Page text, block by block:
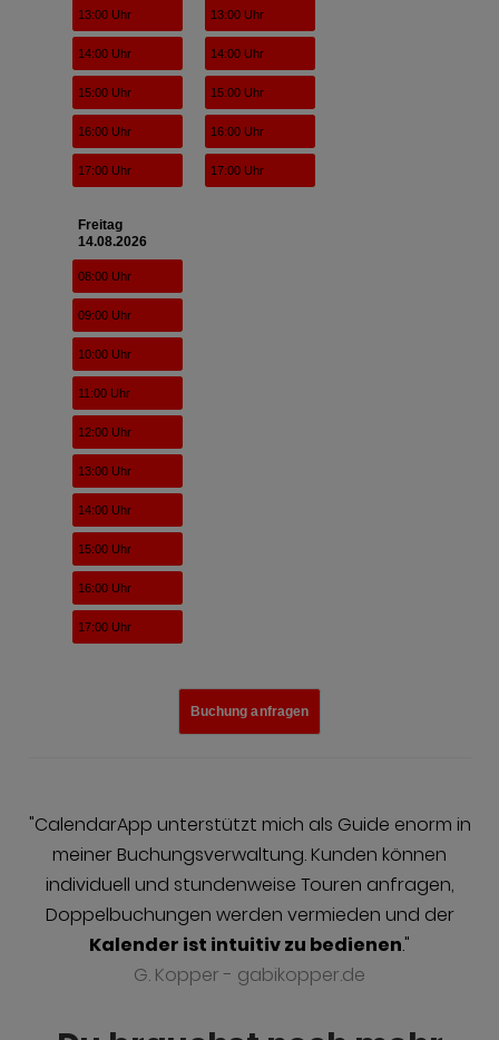
13:00 Uhr
14:00 Uhr
15:00 Uhr
16:00 Uhr
17:00 Uhr
13:00 Uhr
14:00 Uhr
15:00 Uhr
16:00 Uhr
17:00 Uhr
Freitag
14.08.2026
08:00 Uhr
09:00 Uhr
10:00 Uhr
11:00 Uhr
12:00 Uhr
13:00 Uhr
14:00 Uhr
15:00 Uhr
16:00 Uhr
17:00 Uhr
Buchung anfragen
Ihr Name
"CalendarApp unterstützt mich als Guide enorm in
meiner Buchungsverwaltung. Kunden können
individuell und stundenweise Touren anfragen,
Doppelbuchungen werden vermieden und der
Kalender ist intuitiv zu bedienen."
G. Kopper - gabikopper.de